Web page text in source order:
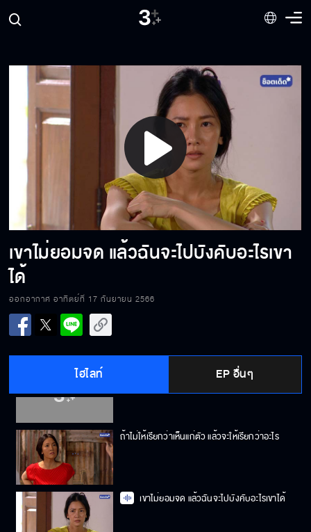
Play
Video
เขาไม่ยอมจด แล้วฉันจะไปบังคับอะไรเขา
ได้
ออกอากาศ อาทิตย์ที่ 17 กันยายน 2566
ไฮไลท์ EP อื่นๆ
ตกนรกมากเท่านั้น
ลูกจะเป็นโจรหรือเป็นบัณฑิต พ่อแม่มีส่วนลิขิตอยู่
ปล่อยกูออกไปเดี๋ยวนี้นะ ไอ้คนพวกนี้มันต้องเอา
เงินฟาดหัวให้หมด
รู้สารพัดแต่หากไม่รู้ดี ไม่รู้ชั่ว ก็ยังรักษาตัวให้พ้น
จากความเสื่อมไม่ได้
ทิฐิมันกินเข้าไปได้มั้ย มึงเอาไปคิดดูอีลำยอง
ตัวตกไปต่ำคนเดียวไม่พอยังฉุดเอาลูกลงไปด้วย
ถ้าไม่ให้เรียกว่าเห็นแก่ตัว แล้วจะให้เรียกว่าอะไร
เขาไม่ยอมจด แล้วฉันจะไปบังคับอะไรเขาได้